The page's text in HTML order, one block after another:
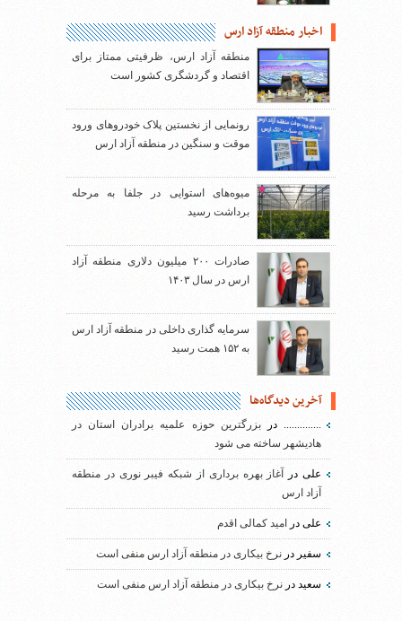
اخبار منطقه آزاد ارس
منطقه آزاد ارس، ظرفیتی ممتاز برای
اقتصاد و گردشگری کشور است
رونمایی از نخستین پلاک خودروهای ورود
موقت و سنگین در منطقه آزاد ارس
میوه‌های استوایی در جلفا به مرحله
برداشت رسید
صادرات ۲۰۰ میلیون دلاری منطقه آزاد
ارس در سال ۱۴۰۳
سرمایه گذاری داخلی در منطقه آزاد ارس
به ۱۵۲ همت رسید
آخرین دیدگاه‌ها
..............دربزرگترین حوزه علمیه برادران استان در
هادیشهر ساخته می شود
علیدر
آغاز بهره برداری از شبکه فیبر نوری در منطقه
آزاد ارس
علی در امید کمالی اقدم
سفیر در نرخ بیکاری در منطقه آزاد ارس منفی است
سعید در نرخ بیکاری در منطقه آزاد ارس منفی است